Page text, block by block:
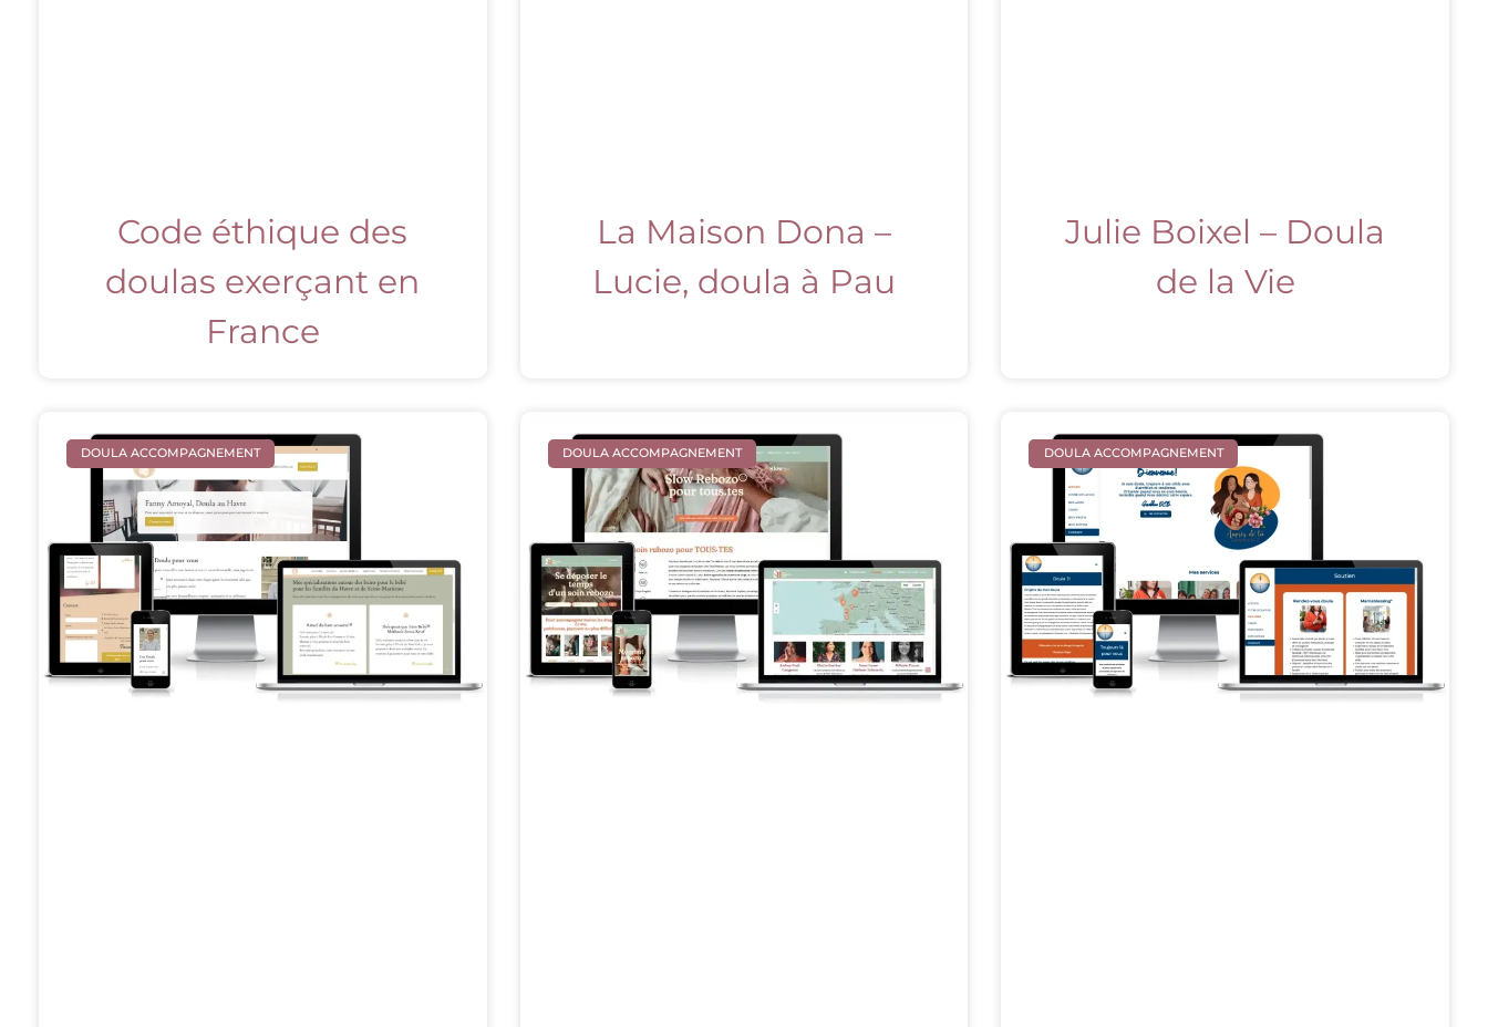
Code éthique des
doulas exerçant en
France
La Maison Dona –
Lucie, doula à Pau
Julie Boixel – Doula
de la Vie
DOULA ACCOMPAGNEMENT DOULA ACCOMPAGNEMENT DOULA ACCOMPAGNEMENT